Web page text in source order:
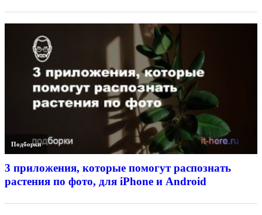
Подборки
3 приложения, которые помогут распознать
растения по фото, для iPhone и Android